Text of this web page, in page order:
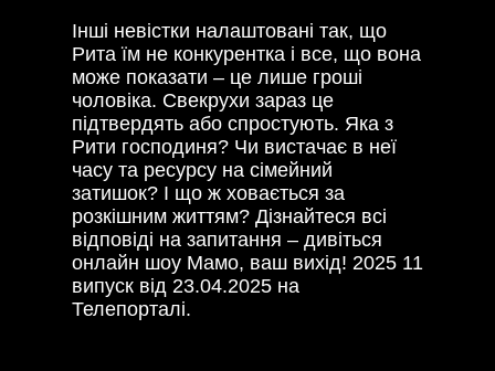
Інші невістки налаштовані так, що
Рита їм не конкурентка і все, що вона
може показати – це лише гроші
чоловіка. Свекрухи зараз це
підтвердять або спростують. Яка з
Рити господиня? Чи вистачає в неї
часу та ресурсу на сімейний
затишок? І що ж ховається за
розкішним життям? Дізнайтеся всі
відповіді на запитання – дивіться
онлайн шоу Мамо, ваш вихід! 2025 11
випуск від 23.04.2025 на
Телепорталі.